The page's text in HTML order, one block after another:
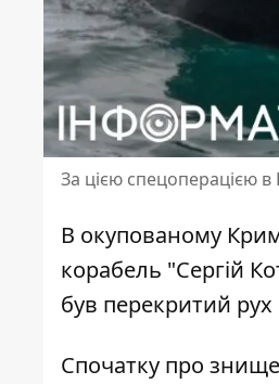
За цією спецоперацією в
В окупованому
корабель "Сергій
був перекритий
Спочатку про